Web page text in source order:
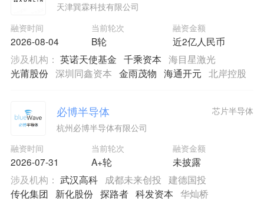
天津巽霖科技有限公司
融资时间
2026-08-04
当前轮次
B轮
融资金额
近2亿人民币
涉及机构： 英诺天使基金 千乘资本 海目星激光
光莆股份 深圳同鑫资本 金雨茂物 海通开元 北岸控股
必博半导体
杭州必博半导体有限公司
融资时间
2026-07-31
当前轮次
A+轮
融资金额
未披露
芯片半导体
涉及机构： 武汉高科 成都未来创投
建德国投
传化集团
新化股份 探路者 科发资本 华灿桥